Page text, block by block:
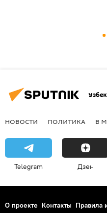
НОВОСТИ ПОЛИТИКА В
Telegram Дзен
О проекте Контакты Правила